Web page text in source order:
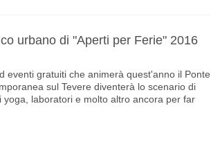
urbano di "Aperti per Ferie" 2016
eventi gratuiti che animerà quest'anno il Ponte
sul Tevere diventerà lo scenario di
laboratori e molto altro ancora per far